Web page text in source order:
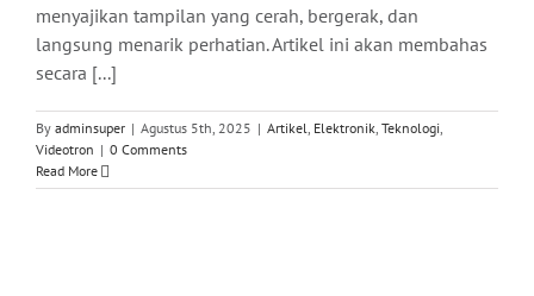
menyajikan tampilan yang cerah, bergerak, dan
langsung menarik perhatian. Artikel ini akan membahas
secara [...]
By adminsuper | Agustus 5th, 2025 | Artikel, Elektronik, Teknologi,
Videotron | 0 Comments
Read More